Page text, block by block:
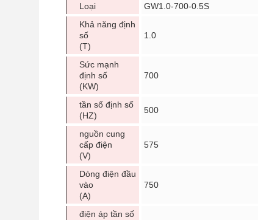
Loại
GW1.0-700-0.5S
Khả năng định
số
(T)
1.0
Sức mạnh
định số
(KW)
700
tần số định số
(HZ)
500
nguồn cung
cấp điện
(V)
575
Dòng điện đầu
vào
(A)
750
điện áp tần số